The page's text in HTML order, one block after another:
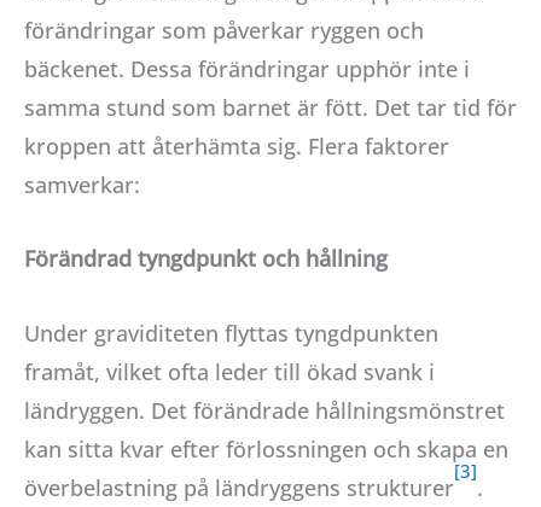
förändringar som påverkar ryggen och
bäckenet. Dessa förändringar upphör inte i
samma stund som barnet är fött. Det tar tid för
kroppen att återhämta sig. Flera faktorer
samverkar:
Förändrad tyngdpunkt och hållning
Under graviditeten flyttas tyngdpunkten
framåt, vilket ofta leder till ökad svank i
ländryggen. Det förändrade hållningsmönstret
kan sitta kvar efter förlossningen och skapa en
överbelastning på ländryggens strukturer
.